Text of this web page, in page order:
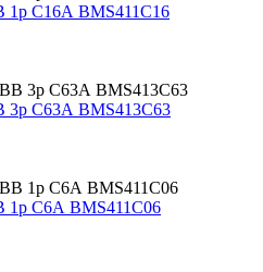
1р С16А BMS411C16
3р С63А BMS413C63
1р С6А BMS411C06